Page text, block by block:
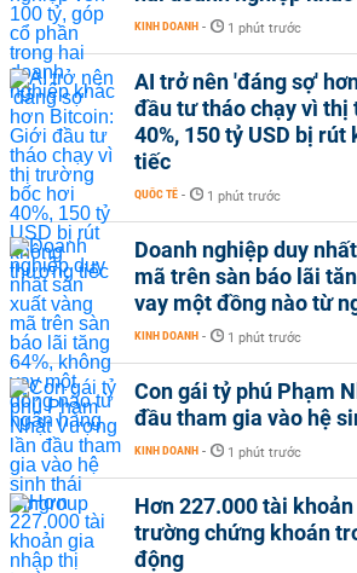
KINH DOANH - 1 phút trước
AI trở nên 'đáng sợ'
đầu tư tháo chạy vì thị
40%, 150 tỷ USD bị
tiếc
QUỐC TẾ - 1 phút trước
Doanh nghiệp duy
mã trên sàn báo lãi
vay một đồng nào từ
KINH DOANH - 1 phút trước
Con gái tỷ phú Phạm
đầu tham gia vào hệ
KINH DOANH - 1 phút trước
Hơn 227.000 tài
trường chứng khoán
động